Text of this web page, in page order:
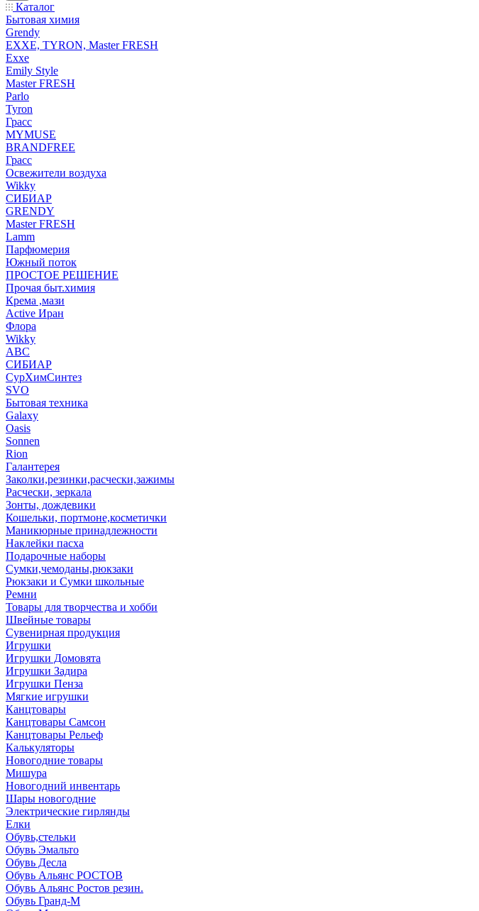
Каталог
Бытовая химия
Grendy
EXXE, TYRON, Master FRESH
Exxe
Emily Style
Master FRESH
Parlo
Tyron
Грасс
MYMUSE
BRANDFREE
Грасс
Освежители воздуха
Wikky
СИБИАР
GRENDY
Master FRESH
Lamm
Парфюмерия
Южный поток
ПРОСТОЕ РЕШЕНИЕ
Прочая быт.химия
Крема ,мази
Аctive Иран
Флора
Wikky
АВС
СИБИАР
СурХимСинтез
SVO
Бытовая техника
Galaxy
Oasis
Sonnen
Rion
Галантерея
Заколки,резинки,расчески,зажимы
Расчески, зеркала
Зонты, дождевики
Кошельки, портмоне,косметички
Маникюрные принадлежности
Наклейки пасха
Подарочные наборы
Сумки,чемоданы,рюкзаки
Рюкзаки и Сумки школьные
Ремни
Товары для творчества и хобби
Швейные товары
Сувенирная продукция
Игрушки
Игрушки Домовята
Игрушки Задира
Игрушки Пенза
Мягкие игрушки
Канцтовары
Канцтовары Самсон
Канцтовары Рельеф
Калькуляторы
Новогодние товары
Мишура
Новогодний инвентарь
Шары новогодние
Электрические гирлянды
Елки
Обувь,стельки
Обувь Эмальто
Обувь Десла
Обувь Альянс РОСТОВ
Обувь Альянс Ростов резин.
Обувь Гранд-М